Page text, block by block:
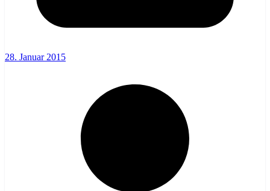
28. Januar 2015